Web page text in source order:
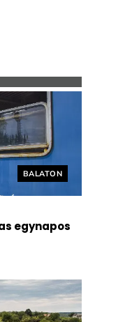
Helyszín címkék:
BALATON
egynapos